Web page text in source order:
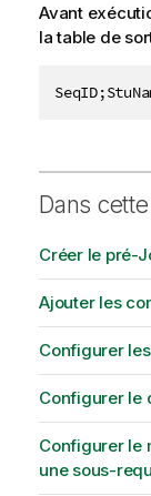
Avant
la table de
Dans
Créer le pré-
Ajouter les
Configurer
Configurer le
Configurer le
une sous-